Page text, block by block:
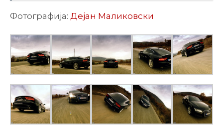
Фотографија: Дејан Маликовски